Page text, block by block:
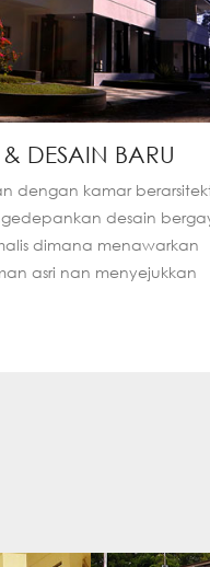
& DESAIN BARU
dengan kamar
desain
dimana menawarkan
asri nan menyejukkan